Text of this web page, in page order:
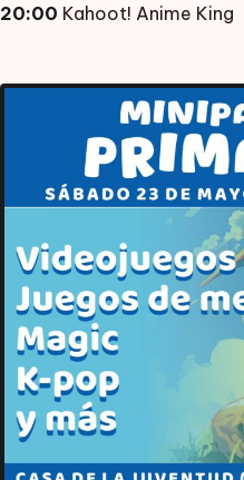
20:00 Kahoot! Anime King